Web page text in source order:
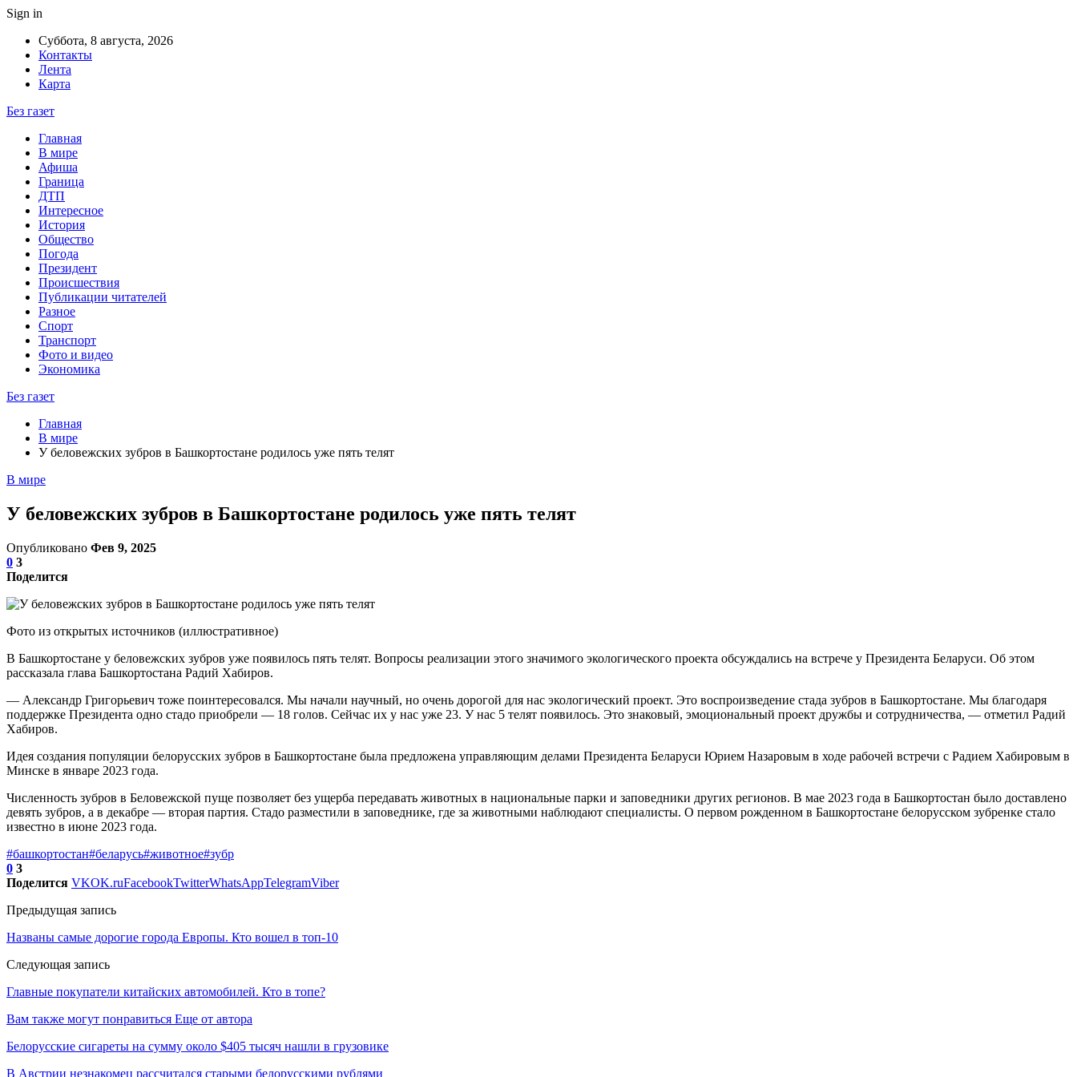
Sign in
Суббота, 8 августа, 2026
Контакты
Лента
Карта
Без газет
Главная
В мире
Афиша
Граница
ДТП
Интересное
История
Общество
Погода
Президент
Происшествия
Публикации читателей
Разное
Спорт
Транспорт
Фото и видео
Экономика
Без газет
Главная
В мире
У беловежских зубров в Башкортостане родилось уже пять телят
В мире
У беловежских зубров в Башкортостане родилось уже пять телят
Опубликовано Фев 9, 2025
0 3
Поделится
Фото из открытых источников (иллюстративное)
В Башкортостане у беловежских зубров уже появилось пять телят. Вопросы реализации этого значимого экологического проекта обсуждались на встрече у Президента Беларуси. Об этом
рассказала глава Башкортостана Радий Хабиров.
— Александр Григорьевич тоже поинтересовался. Мы начали научный, но очень дорогой для нас экологический проект. Это воспроизведение стада зубров в Башкортостане. Мы благодаря
поддержке Президента одно стадо приобрели — 18 голов. Сейчас их у нас уже 23. У нас 5 телят появилось. Это знаковый, эмоциональный проект дружбы и сотрудничества, — отметил Радий
Хабиров.
Идея создания популяции белорусских зубров в Башкортостане была предложена управляющим делами Президента Беларуси Юрием Назаровым в ходе рабочей встречи с Радием Хабировым в
Минске в январе 2023 года.
Численность зубров в Беловежской пуще позволяет без ущерба передавать животных в национальные парки и заповедники других регионов. В мае 2023 года в Башкортостан было доставлено
девять зубров, а в декабре — вторая партия. Стадо разместили в заповеднике, где за животными наблюдают специалисты. О первом рожденном в Башкортостане белорусском зубренке стало
известно в июне 2023 года.
#башкортостан#беларусь#животное#зубр
0 3
Поделится VKOK.ruFacebookTwitterWhatsAppTelegramViber
Предыдущая запись
Названы самые дорогие города Европы. Кто вошел в топ-10
Следующая запись
Главные покупатели китайских автомобилей. Кто в топе?
Вам также могут понравиться Еще от автора
Белорусские сигареты на сумму около $405 тысяч нашли в грузовике
В Австрии незнакомец рассчитался старыми белорусскими рублями